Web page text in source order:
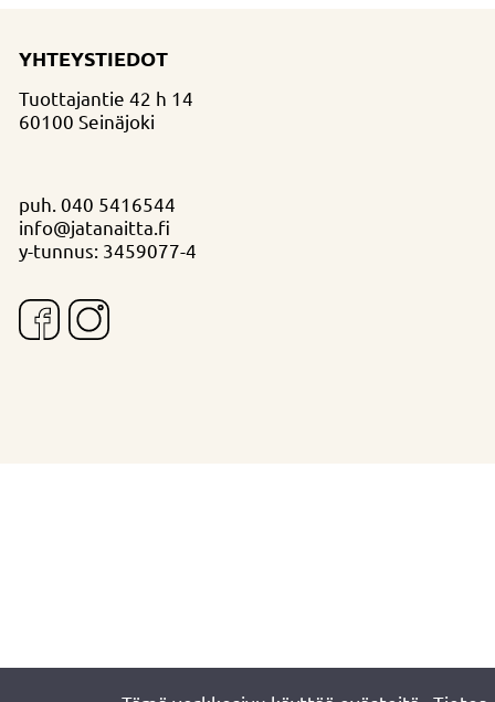
YHTEYSTIEDOT
Tuottajantie 42 h 14
60100 Seinäjoki
puh. 040 5416544
info@jatanaitta.fi
y-tunnus: 3459077-4